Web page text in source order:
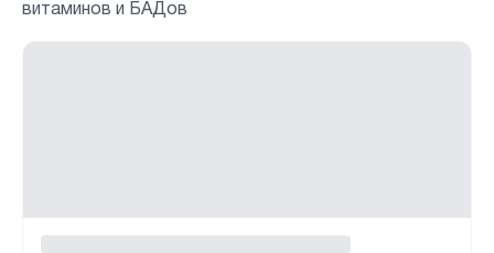
витаминов и БАДов